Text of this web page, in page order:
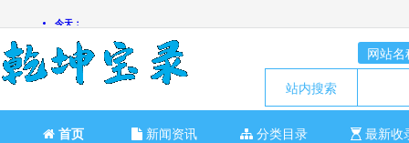
网站名
站内搜索
首页 新闻资讯 分类目录 最新收